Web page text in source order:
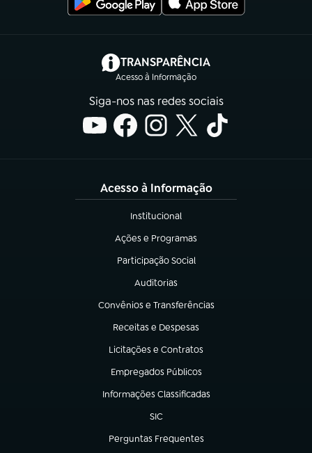
TRANSPARÊNCIA
Acesso à Informação
(abre em nova aba)
Siga-nos nas redes sociais
Acesso à Informação
Institucional
(abre em nova aba)
Ações e Programas
(abre em nova aba)
Participação Social
(abre em nova aba)
Auditorias
(abre em nova aba)
Convênios e Transferências
(abre em nova aba)
Receitas e Despesas
(abre em nova aba)
Licitações e Contratos
(abre em nova aba)
Empregados Públicos
(abre em nova aba)
Informações Classificadas
(abre em nova aba)
SIC
(abre em nova aba)
Perguntas Frequentes
(abre em nova aba)